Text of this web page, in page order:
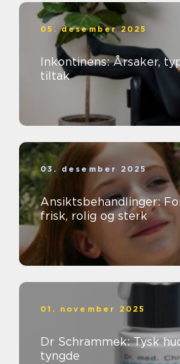
05. desember 2025
Inkontinens: Årsaker,
tiltak
03. desember 2025
Ansiktsbehandlinger:
frisk, rolig og sterk
01. november 2025
Dr Schrammek: Tysk
tyngde